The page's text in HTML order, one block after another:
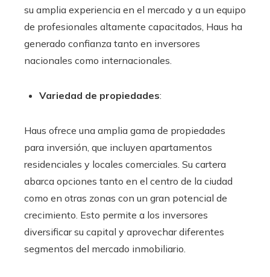
su amplia experiencia en el mercado y a un equipo
de profesionales altamente capacitados, Haus ha
generado confianza tanto en inversores
nacionales como internacionales.
Variedad de propiedades:
Haus ofrece una amplia gama de propiedades
para inversión, que incluyen apartamentos
residenciales y locales comerciales. Su cartera
abarca opciones tanto en el centro de la ciudad
como en otras zonas con un gran potencial de
crecimiento. Esto permite a los inversores
diversificar su capital y aprovechar diferentes
segmentos del mercado inmobiliario.